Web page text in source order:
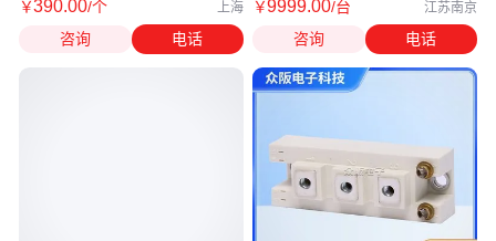
￥390.00/个 上海
咨询 电话
￥9999.00/台 江苏南京
咨询 电话